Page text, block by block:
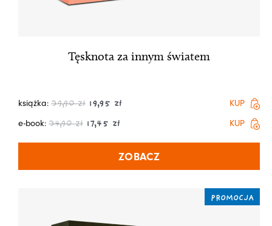
Tęsknota za innym światem
książka: 39,90zł 19,95 zł
KUP
e-book: 34,90zł 17,45 zł KUP
ZOBACZ
PROMOCJA